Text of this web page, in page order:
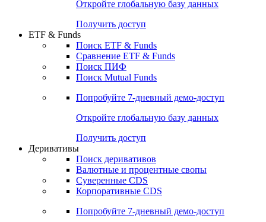
Откройте глобальную базу данных
Получить доступ
ETF & Funds
Поиск ETF & Funds
Сравнение ETF & Funds
Поиск ПИФ
Поиск Mutual Funds
Попробуйте 7-дневный демо-доступ
Откройте глобальную базу данных
Получить доступ
Деривативы
Поиск деривативов
Валютные и процентные свопы
Суверенные CDS
Корпоративные CDS
Попробуйте 7-дневный демо-доступ